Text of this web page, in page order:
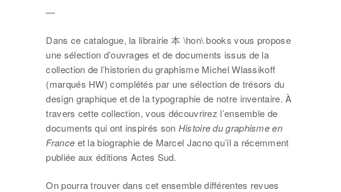
—
Dans ce catalogue, la librairie 本 \hon\ books vous propose
une sélection d’ouvrages et de documents issus de la
collection de l’historien du graphisme Michel Wlassikoff
(marqués HW) complétés par une sélection de trésors du
design graphique et de la typographie de notre inventaire. À
travers cette collection, vous découvrirez l’ensemble de
documents qui ont inspirés son Histoire du graphisme en
France et la biographie de Marcel Jacno qu’il a récemment
publiée aux éditions Actes Sud.
On pourra trouver dans cet ensemble différentes revues